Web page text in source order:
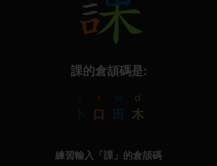
課的倉頡碼是:
r
口
w
田
d
木
練習輸入「課」的倉頡碼